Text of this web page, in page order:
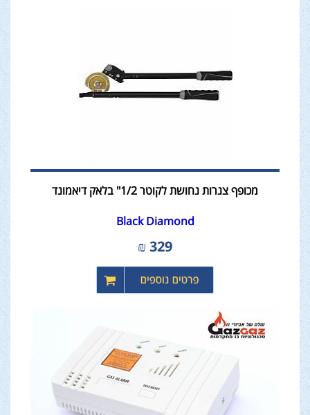
מכופף צנרות נחושת לקוטר 1/2" בלאק דיאמונד
Black Diamond
329
₪